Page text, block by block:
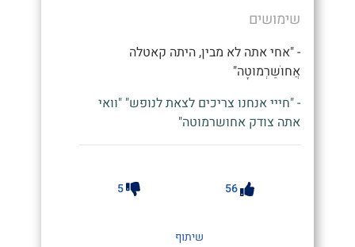
שימושים
- "אחי אתה לא מבין, היתה קאטלה
אֲחוּשַׁרְמוּטָה"
- "חייי אנחנו צריכים לצאת לנופש" "וואי
אתה צודק אחושרמוטה"
56
5
שיתוף